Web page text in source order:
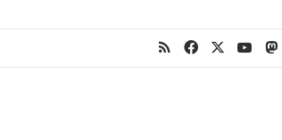
RSS Facebook